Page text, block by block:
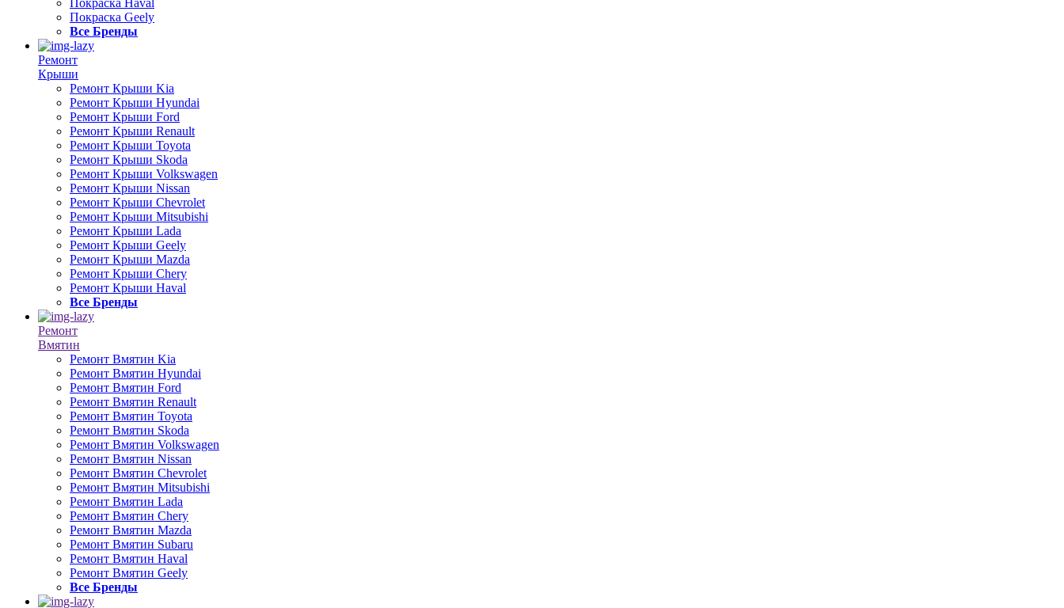
Покраска Haval
Покраска Geely
Все Бренды
Ремонт
Крыши
Ремонт Крыши Kia
Ремонт Крыши Hyundai
Ремонт Крыши Ford
Ремонт Крыши Renault
Ремонт Крыши Toyota
Ремонт Крыши Skoda
Ремонт Крыши Volkswagen
Ремонт Крыши Nissan
Ремонт Крыши Chevrolet
Ремонт Крыши Mitsubishi
Ремонт Крыши Lada
Ремонт Крыши Geely
Ремонт Крыши Mazda
Ремонт Крыши Chery
Ремонт Крыши Haval
Все Бренды
Ремонт
Вмятин
Ремонт Вмятин Kia
Ремонт Вмятин Hyundai
Ремонт Вмятин Ford
Ремонт Вмятин Renault
Ремонт Вмятин Toyota
Ремонт Вмятин Skoda
Ремонт Вмятин Volkswagen
Ремонт Вмятин Nissan
Ремонт Вмятин Chevrolet
Ремонт Вмятин Mitsubishi
Ремонт Вмятин Lada
Ремонт Вмятин Chery
Ремонт Вмятин Mazda
Ремонт Вмятин Subaru
Ремонт Вмятин Haval
Ремонт Вмятин Geely
Все Бренды